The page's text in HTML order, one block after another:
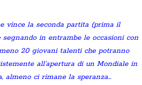
vince la seconda partita (prima il
in entrambe le occasioni con
20 giovani talenti che potranno
all’apertura di un Mondiale in
almeno ci rimane la speranza…